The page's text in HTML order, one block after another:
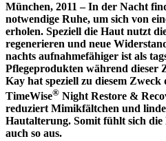
München, 2011 – In der Nacht
notwendige Ruhe, um sich von
erholen. Speziell die Haut nutzt
regenerieren und neue
nachts aufnahmefähiger ist als
Pflegeprodukten während dieser
Kay hat speziell zu diesem
TimeWise® Night Restore &
reduziert Mimikfältchen und
Hautalterung. Somit fühlt sich
auch so aus.